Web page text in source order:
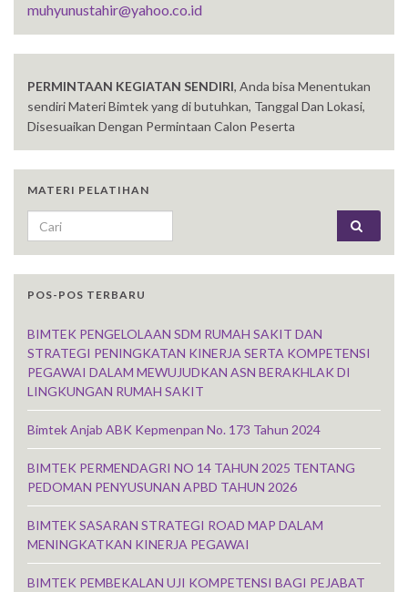
muhyunustahir@yahoo.co.id
PERMINTAAN KEGIATAN SENDIRI, Anda bisa Menentukan
sendiri Materi Bimtek yang di butuhkan, Tanggal Dan Lokasi,
Disesuaikan Dengan Permintaan Calon Peserta
MATERI PELATIHAN
Search for:
POS-POS TERBARU
BIMTEK PENGELOLAAN SDM RUMAH SAKIT DAN
STRATEGI PENINGKATAN KINERJA SERTA KOMPETENSI
PEGAWAI DALAM MEWUJUDKAN ASN BERAKHLAK DI
LINGKUNGAN RUMAH SAKIT
Bimtek Anjab ABK Kepmenpan No. 173 Tahun 2024
BIMTEK PERMENDAGRI NO 14 TAHUN 2025 TENTANG
PEDOMAN PENYUSUNAN APBD TAHUN 2026
BIMTEK SASARAN STRATEGI ROAD MAP DALAM
MENINGKATKAN KINERJA PEGAWAI
BIMTEK PEMBEKALAN UJI KOMPETENSI BAGI PEJABAT